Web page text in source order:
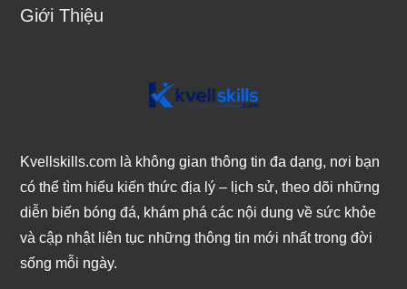
Giới Thiệu
Kvellskills.com là không gian thông tin đa dạng, nơi bạn
có thể tìm hiểu kiến thức địa lý – lịch sử, theo dõi những
diễn biến bóng đá, khám phá các nội dung về sức khỏe
và cập nhật liên tục những thông tin mới nhất trong đời
sống mỗi ngày.